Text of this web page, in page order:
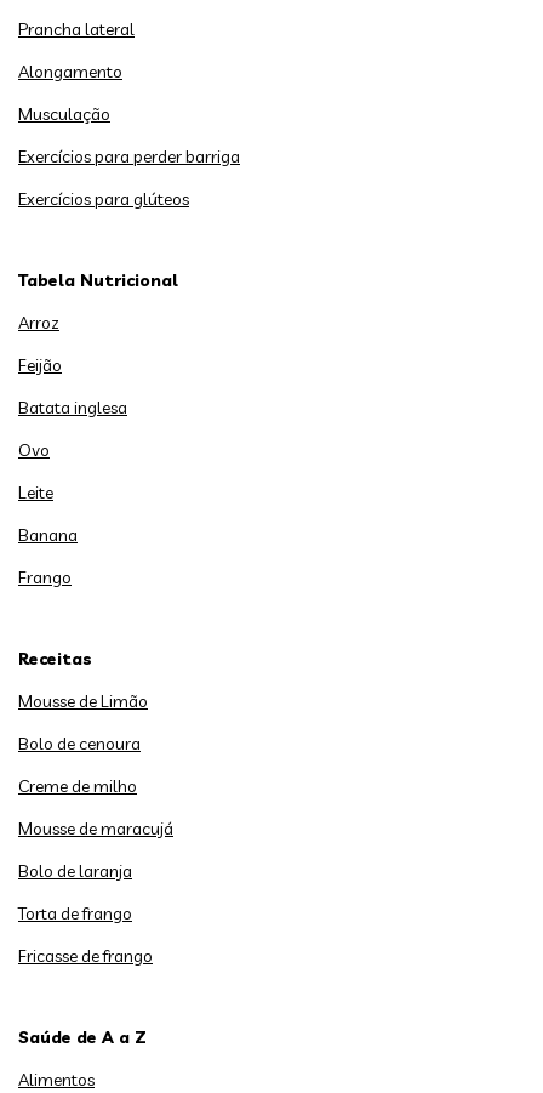
Prancha lateral
Alongamento
Musculação
Exercícios para perder barriga
Exercícios para glúteos
Tabela Nutricional
Arroz
Feijão
Batata inglesa
Ovo
Leite
Banana
Frango
Receitas
Mousse de Limão
Bolo de cenoura
Creme de milho
Mousse de maracujá
Bolo de laranja
Torta de frango
Fricasse de frango
Saúde de A a Z
Alimentos